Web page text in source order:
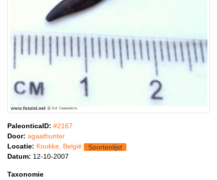
PaleonticaID: #2167
Door: agaathunter
Locatie: Knokke, België
Soortenlijst
Datum: 12-10-2007
Taxonomie